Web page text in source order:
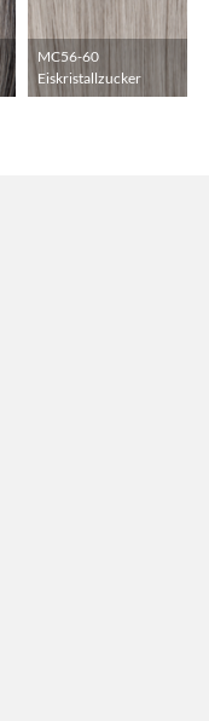
MC56-60
Eiskristallzucker